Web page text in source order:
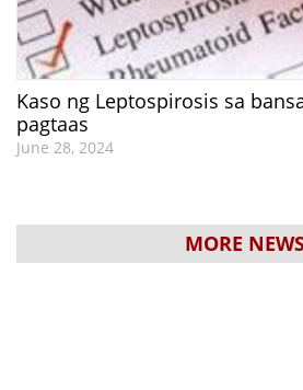
Kaso ng Leptospirosis sa
pagtaas
June 28, 2024
MORE